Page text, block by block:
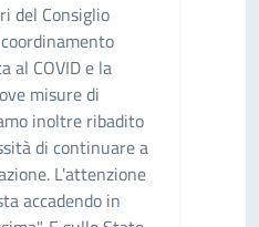
del Consiglio
al COVID e la
misure di
inoltre ribadito
di continuare a
L'attenzione
accadendo in